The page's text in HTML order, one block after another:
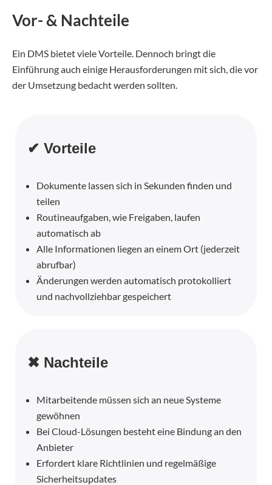
Vor- & Nachteile
Ein DMS bietet viele Vorteile. Dennoch bringt die
Einführung auch einige Herausforderungen mit sich, die vor
der Umsetzung bedacht werden sollten.
✔ Vorteile
Dokumente lassen sich in Sekunden finden und
teilen
Routineaufgaben, wie Freigaben, laufen
automatisch ab
Alle Informationen liegen an einem Ort (jederzeit
abrufbar)
Änderungen werden automatisch protokolliert
und nachvollziehbar gespeichert
✖ Nachteile
Mitarbeitende müssen sich an neue Systeme
gewöhnen
Bei Cloud-Lösungen besteht eine Bindung an den
Anbieter
Erfordert klare Richtlinien und regelmäßige
Sicherheitsupdates